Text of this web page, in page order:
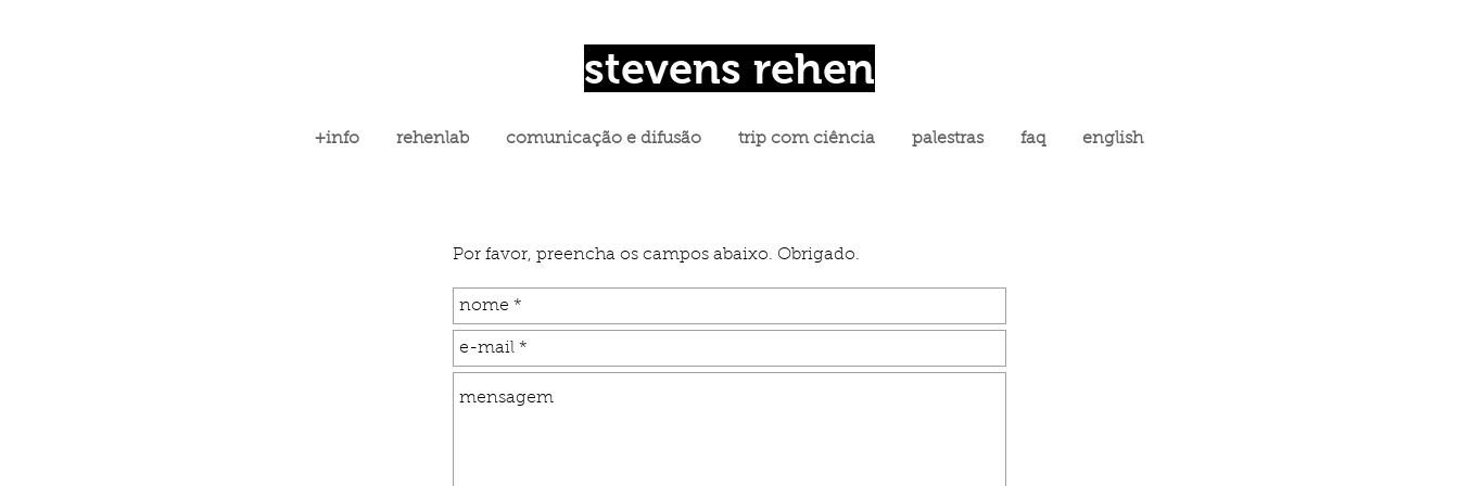
stevens rehen
+info rehenlab comunicação e difusão trip com ciência palestras faq english
Por favor, preencha os campos abaixo. Obrigado.